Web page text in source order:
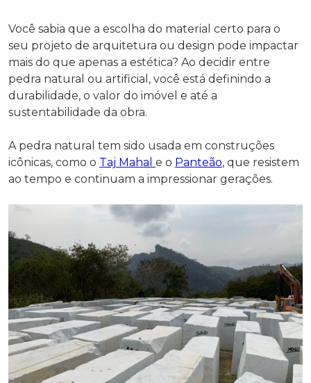
Você sabia que a escolha do material certo para o
seu projeto de arquitetura ou design pode impactar
mais do que apenas a estética? Ao decidir entre
pedra natural ou artificial, você está definindo a
durabilidade, o valor do imóvel e até a
sustentabilidade da obra.
A pedra natural tem sido usada em construções
icônicas, como o Taj Mahal e o Panteão, que resistem
ao tempo e continuam a impressionar gerações.